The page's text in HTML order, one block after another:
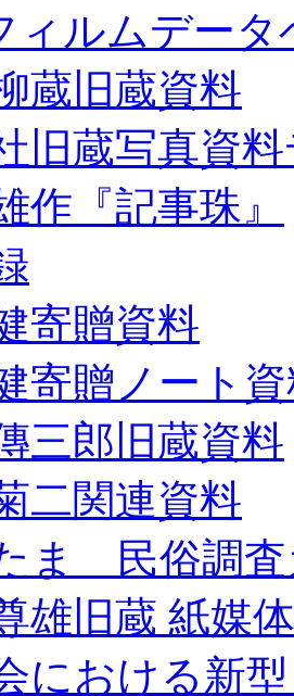
ィルムデータ
蔵旧蔵資料
旧蔵写真資
作『記事珠』
寄贈資料
寄贈ノート
三郎旧蔵資料
二関連資料
ま 民俗調査
雄旧蔵 紙媒
における新